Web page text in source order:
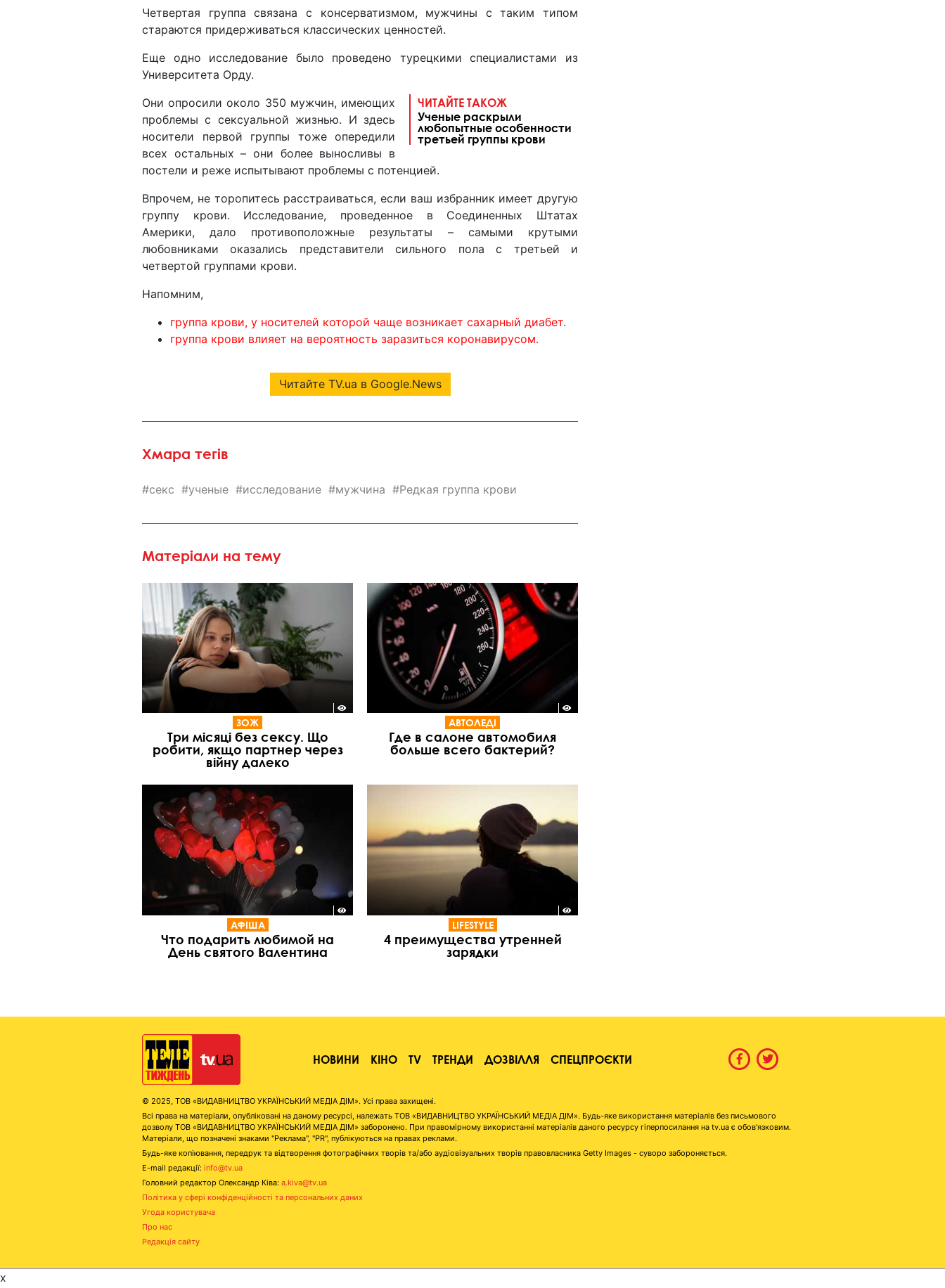
Четвертая группа связана с консерватизмом, мужчины с таким типом
стараются придерживаться классических ценностей.
Еще одно исследование было проведено турецкими специалистами из
Университета Орду.
ЧИТАЙТЕ ТАКОЖ
Ученые раскрыли
любопытные особенности
третьей группы крови
Они опросили около 350 мужчин, имеющих
проблемы с сексуальной жизнью. И здесь
носители первой группы тоже опередили
всех остальных – они более выносливы в
постели и реже испытывают проблемы с потенцией.
Впрочем, не торопитесь расстраиваться, если ваш избранник имеет другую
группу крови. Исследование, проведенное в Соединенных Штатах
Америки, дало противоположные результаты – самыми крутыми
любовниками оказались представители сильного пола с третьей и
четвертой группами крови.
Напомним,
группа крови, у носителей которой чаще возникает сахарный диабет.
группа крови влияет на вероятность заразиться коронавирусом.
Читайте TV.ua в Google.News
Хмара тегів
секс ученые исследование мужчина Редкая группа крови
Матеріали на тему
ЗОЖ
Три місяці без сексу. Що
робити, якщо партнер через
війну далеко
АВТОЛЕДІ
Где в салоне автомобиля
больше всего бактерий?
АФІША
Что подарить любимой на
День святого Валентина
LIFESTYLE
4 преимущества утренней
зарядки
НОВИНИ КІНО TV ТРЕНДИ ДОЗВІЛЛЯ СПЕЦПРОЄКТИ
© 2025, ТОВ «ВИДАВНИЦТВО УКРАЇНСЬКИЙ МЕДІА ДІМ». Усі права захищені.
Всі права на матеріали, опубліковані на даному ресурсі, належать ТОВ «ВИДАВНИЦТВО УКРАЇНСЬКИЙ МЕДІА ДІМ». Будь-яке використання матеріалів без письмового
дозволу ТОВ «ВИДАВНИЦТВО УКРАЇНСЬКИЙ МЕДІА ДІМ» заборонено. При правомірному використанні матеріалів даного ресурсу гіперпосилання на tv.ua є обов'язковим.
Матеріали, що позначені знаками "Реклама", "PR", публікуються на правах реклами.
Будь-яке копіювання, передрук та відтворення фотографічних творів та/або аудіовізуальних творів правовласника Getty Images - суворо забороняється.
E-mail редакції: info@tv.ua
Головний редактор Олександр Ківа: a.kiva@tv.ua
Політика у сфері конфіденційності та персональних даних
Угода користувача
Про нас
Редакція сайту
x